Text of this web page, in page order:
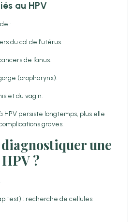
au HPV
:
du col de l’utérus.
de l’anus.
(oropharynx).
et du vagin.
HPV persiste longtemps, plus elle
graves.
diagnostiquer une
?
test) : recherche de cellules